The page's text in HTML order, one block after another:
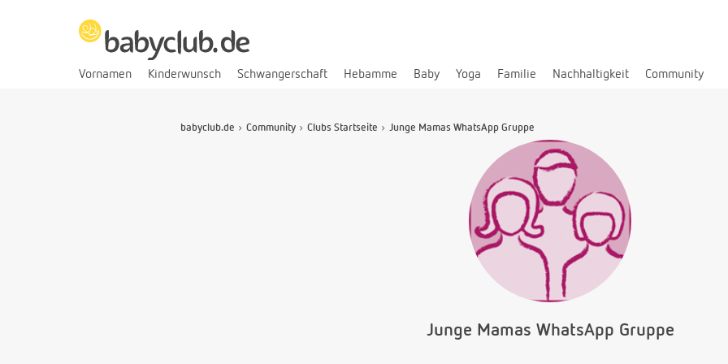
Vornamen Kinderwunsch Schwangerschaft Hebamme Baby Yoga Familie Nachhaltigkeit Community
babyclub.de Community Clubs Startseite Junge Mamas WhatsApp Gruppe
Junge Mamas WhatsApp Gruppe